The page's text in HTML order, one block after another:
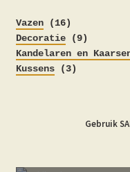
Vazen 1616
producten
Decoratie 99
Kandelaren en
Kussens 33
Gebruik